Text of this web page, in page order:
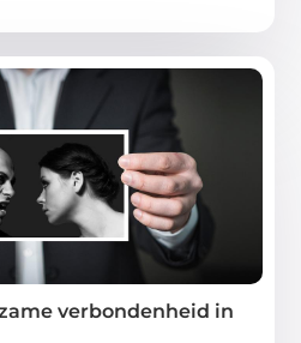
verbondenheid in